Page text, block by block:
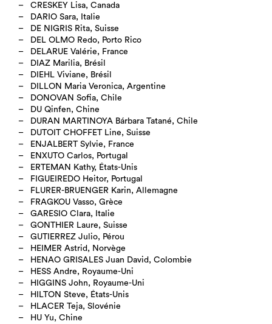
CRESKEY Lisa, Canada
DARIO Sara, Italie
DE NIGRIS Rita, Suisse
DEL OLMO Redo, Porto Rico
DELARUE Valérie, France
DIAZ Marilia, Brésil
DIEHL Viviane, Brésil
DILLON Maria Veronica, Argentine
DONOVAN Sofia, Chile
DU Qinfen, Chine
DURAN MARTINOYA Bárbara Tatané, Chile
DUTOIT CHOFFET Line, Suisse
ENJALBERT Sylvie, France
ENXUTO Carlos, Portugal
ERTEMAN Kathy, États-Unis
FIGUEIREDO Heitor, Portugal
FLURER-BRUENGER Karin, Allemagne
FRAGKOU Vasso, Grèce
GARESIO Clara, Italie
GONTHIER Laure, Suisse
GUTIERREZ Julio, Pérou
HEIMER Astrid, Norvège
HENAO GRISALES Juan David, Colombie
HESS Andre, Royaume-Uni
HIGGINS John, Royaume-Uni
HILTON Steve, États-Unis
HLACER Teja, Slovénie
HU Yu, Chine